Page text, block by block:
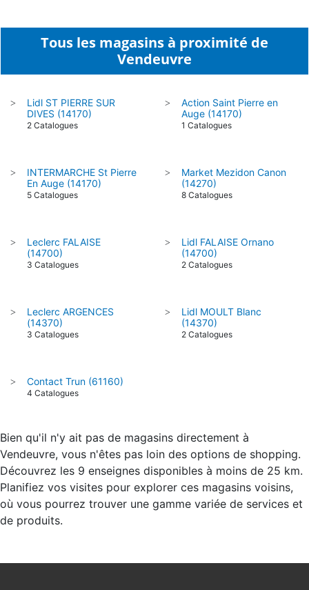
Tous les magasins à proximité de
Vendeuvre
>
Lidl ST PIERRE SUR
DIVES (14170)
2 Catalogues
>
Action Saint Pierre en
Auge (14170)
1 Catalogues
>
INTERMARCHE St Pierre
En Auge (14170)
5 Catalogues
>
Market Mezidon Canon
(14270)
8 Catalogues
>
Leclerc FALAISE
(14700)
3 Catalogues
>
Lidl FALAISE Ornano
(14700)
2 Catalogues
>
Leclerc ARGENCES
(14370)
3 Catalogues
>
Lidl MOULT Blanc
(14370)
2 Catalogues
> Contact Trun (61160)
4 Catalogues
Bien qu'il n'y ait pas de magasins directement à
Vendeuvre, vous n'êtes pas loin des options de shopping.
Découvrez les 9 enseignes disponibles à moins de 25 km.
Planifiez vos visites pour explorer ces magasins voisins,
où vous pourrez trouver une gamme variée de services et
de produits.